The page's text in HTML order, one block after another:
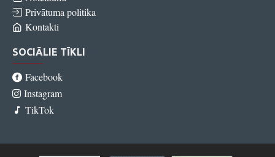
Privātuma politika
Kontakti
SOCIĀLIE TĪKLI
Facebook
Instagram
TikTok